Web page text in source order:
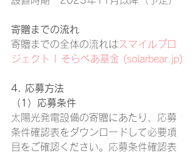
寄贈までの流れ
寄贈までの全体の流れは スマイルプロ
ジェクト | そらべあ基金 (solarbear.jp)
4. 応募方法
（1）応募条件
太陽光発電設備の寄贈にあたり、応募
条件確認表をダウンロードして必要項
目をご確認ください。応募条件確認表